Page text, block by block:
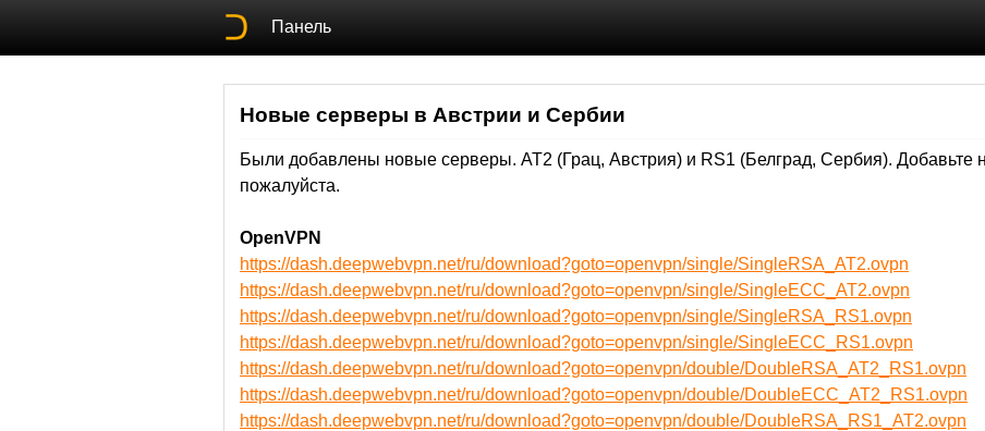
Панель
Новые серверы в Австрии и Сербии
Были добавлены новые серверы. AT2 (Грац, Австрия) и RS1 (Белград, Сербия). Добавьте
пожалуйста.
OpenVPN
https://dash.deepwebvpn.net/ru/download?goto=openvpn/single/SingleRSA_AT2.ovpn
https://dash.deepwebvpn.net/ru/download?goto=openvpn/single/SingleECC_AT2.ovpn
https://dash.deepwebvpn.net/ru/download?goto=openvpn/single/SingleRSA_RS1.ovpn
https://dash.deepwebvpn.net/ru/download?goto=openvpn/single/SingleECC_RS1.ovpn
https://dash.deepwebvpn.net/ru/download?goto=openvpn/double/DoubleRSA_AT2_RS1.ovpn
https://dash.deepwebvpn.net/ru/download?goto=openvpn/double/DoubleECC_AT2_RS1.ovpn
https://dash.deepwebvpn.net/ru/download?goto=openvpn/double/DoubleRSA_RS1_AT2.ovpn